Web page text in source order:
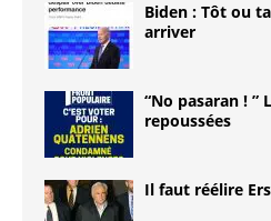
Biden : Tôt ou
arriver
“No pasaran ! ”
repoussées
Il faut réélire